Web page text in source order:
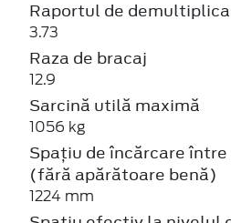
Raportul de
3.73
Raza de bracaj
12.9
Sarcină utilă maximă
1056 kg
Spațiu de încărcare
(fără apărătoare benă)
1224 mm